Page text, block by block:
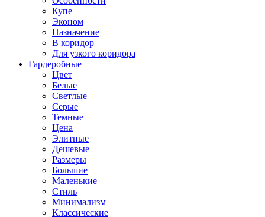
Купе
Эконом
Назначение
В коридор
Для узкого коридора
Гардеробные
Цвет
Белые
Светлые
Серые
Темные
Цена
Элитные
Дешевые
Размеры
Большие
Маленькие
Стиль
Минимализм
Классические